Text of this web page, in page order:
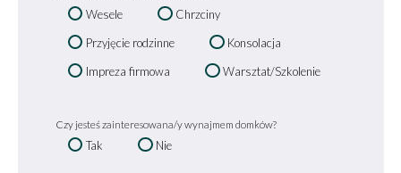
Wesele
Chrzciny
Przyjęcie rodzinne
Konsolacja
Impreza firmowa
Warsztat/Szkolenie
Czy jesteś zainteresowana/y wynajmem domków?
Tak Nie